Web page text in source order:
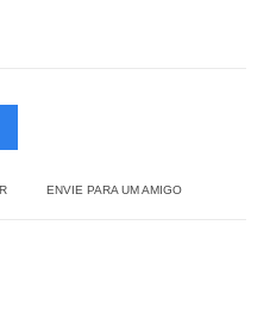
ENVIE PARA UM AMIGO